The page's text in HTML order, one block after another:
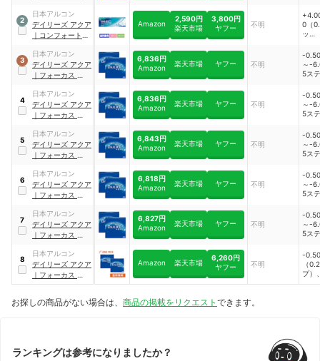
50
2
日本アルコン
デイリーズ アクア
｜ コンフォートプ
Amazon
2,590円
楽天市場
3,800円
ヤフー
不明
0（
ッ
〜-
0ス
3
日本アルコン
デイリーズ アクア
｜ フォーカス デイ
6,836円
Amazon
楽天市場 ヤフー 不明
-0.50
～-
5ス
～-
50
4
日本アルコン
デイリーズ アクア
｜ フォーカス デイ
6,836円
Amazon
楽天市場 ヤフー 不明
-0.50
～-
5ス
～-
50
5
日本アルコン
デイリーズ アクア
｜ フォーカス デイ
6,843円
Amazon
楽天市場 ヤフー 不明
-0.50
～-
5ス
～-
50
6
日本アルコン
デイリーズ アクア
｜ フォーカス デイ
6,818円
Amazon
楽天市場 ヤフー 不明
-0.50
～-
5ス
～-
50
7
日本アルコン
デイリーズ アクア
｜ フォーカス デイ
6,827円
Amazon
楽天市場 ヤフー 不明
-0.50
～-
5ス
～-
50
8
日本アルコン
デイリーズ アクア
｜ フォーカス デイ
リーズ
Amazon 楽天市場
6,260円
ヤフー
不明
-
（
プ）
〜-
お探しの商品がない場合は、 商品の掲載をリクエスト できます。
ランキングは参考になりましたか？